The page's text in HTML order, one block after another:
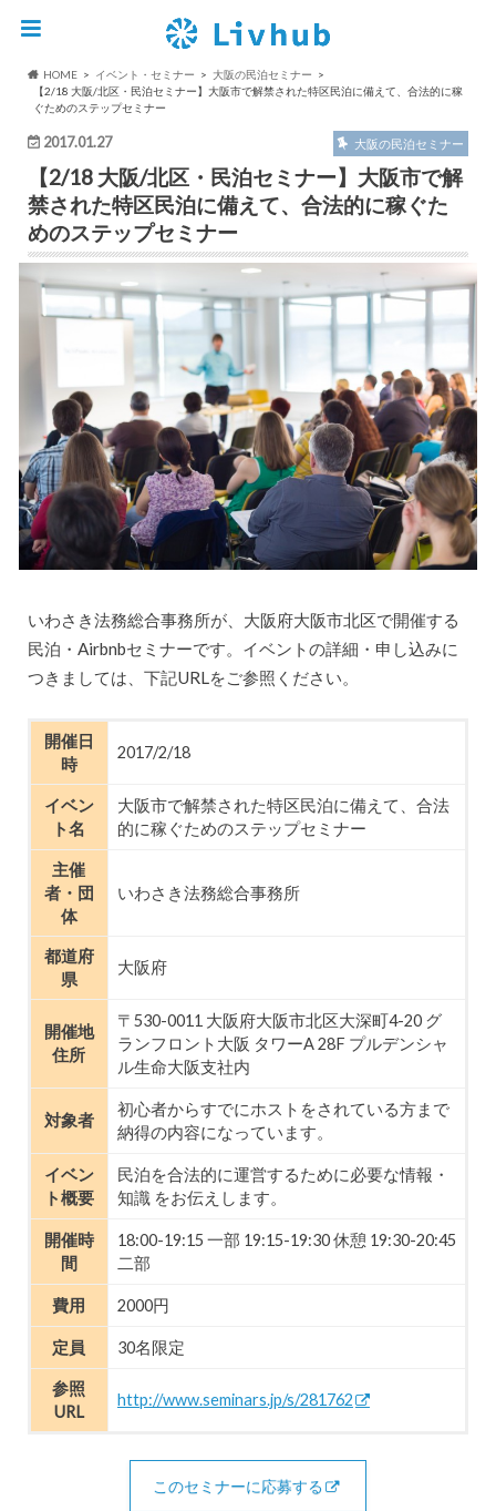
HOME イベント・セミナー
大阪の民泊セミナー
【2/18 大阪/北区・民泊セミナー】大阪市で解禁された特区民泊に備えて、合法的に稼
ぐためのステップセミナー
2017.01.27 大阪の民泊セミナー
【2/18 大阪/北区・民泊セミナー】大阪市で解
禁された特区民泊に備えて、合法的に稼ぐた
めのステップセミナー
いわさき法務総合事務所が、大阪府大阪市北区で開催する
民泊・Airbnbセミナーです。イベントの詳細・申し込みに
つきましては、下記URLをご参照ください。
開催日
時
2017/2/18
イベン
ト名
大阪市で解禁された特区民泊に備えて、合法
的に稼ぐためのステップセミナー
主催
者・団
体
いわさき法務総合事務所
都道府
県
大阪府
開催地
住所
〒530-0011 大阪府大阪市北区大深町4-20 グ
ランフロント大阪 タワーA 28F プルデンシャ
ル生命大阪支社内
対象者
初心者からすでにホストをされている方まで
納得の内容になっています。
イベン
ト概要
民泊を合法的に運営するために必要な情報・
知識 をお伝えします。
開催時
間
18:00-19:15 一部 19:15-19:30 休憩 19:30-20:45
二部
費用 2000円
定員 30名限定
参照
URL
http://www.seminars.jp/s/281762
このセミナーに応募する